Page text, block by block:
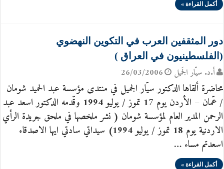
أكمل القراءة »
دور المثقفين العرب في التكوين النهضوي
(الفلسطينيون في العراق )
أ.د. سيّار الجَميل 26/03/2006
محاضرة ألقاها الدكتور سيّار الجميل في منتدى مؤسسة عبد الحميد شومان
/ عّمان – الأردن يوم 17 تموز / يوليو 1994 وقّدمه الدكتور اسعد عبد
الرحمن المدير العام لمؤسسة شومان ( نشر ملخصها في ملحق جريدة الرأي
الاردنية يوم 18 تموز / يوليو 1994) سيداتي سادتي ايها الاصدقاء
اسعدتم مساء …
أكمل القراءة »